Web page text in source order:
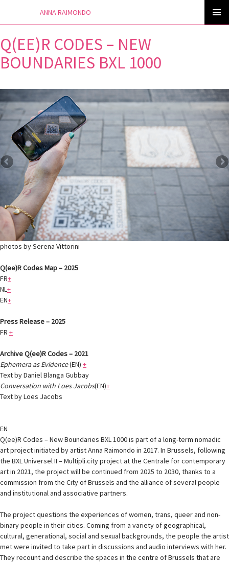
ANNA RAIMONDO
to
Q(EE)R CODES – NEW
BOUNDARIES BXL 1000
photos by Serena Vittorini
Q(ee)R Codes Map – 2025
FR+
NL+
EN+
Press Release – 2025
FR +
Archive Q(ee)R Codes – 2021
Ephemera as Evidence(EN) +
Text by Daniel Blanga Gubbay
Conversation with Loes Jacobs(EN)+
Text by Loes Jacobs
EN
Q(ee)R Codes – New Boundaries BXL 1000 is part of a long-term nomadic
art project initiated by artist Anna Raimondo in 2017. In Brussels, following
the BXL Universel II – Multipli.city project at the Centrale for contemporary
art in 2021, the project will be continued from 2025 to 2030, thanks to a
commission from the City of Brussels and the alliance of several people
and institutional and associative partners.
The project questions the experiences of women, trans, queer and non-
binary people in their cities. Coming from a variety of geographical,
cultural, generational, social and sexual backgrounds, the people the artist
met were invited to take part in discussions and audio interviews with her.
They recount and describe the spaces in the centre of Brussels that are